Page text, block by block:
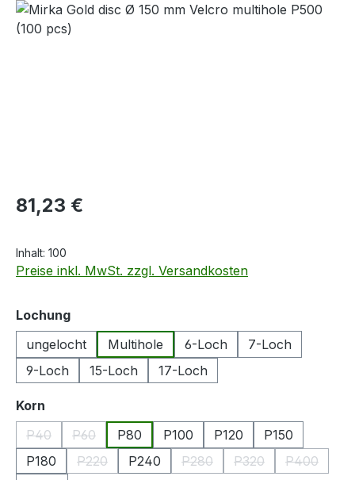
Bildergalerie überspringen
Regulärer Preis:
81,23 €
Inhalt: 100
Preise inkl. MwSt. zzgl. Versandkosten
Lochungauswählen
ungelocht
Multihole 6-Loch
7-Loch
9-Loch
15-Loch 17-Loch
Korn
P40
(Diese Option ist zurzeit nicht verfügbar.)
P60
(Diese Option ist zurzeit nicht verfügbar.)
P80 P100 P120
P150
P180
P220
(Diese Option ist zurzeit nicht verfügbar.)
P240 P280
(Diese Option ist zurzeit nicht
P320
(Diese Option ist
P400
(Diese